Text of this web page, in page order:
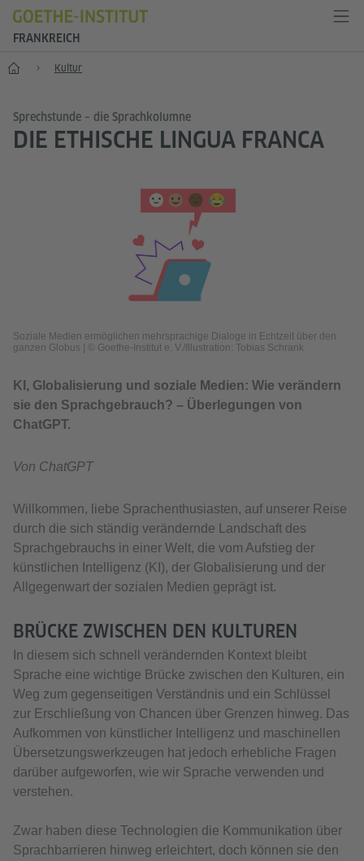
FRANKREICH
Start Kultur
Sprechstunde – die Sprachkolumne
DIE ETHISCHE LINGUA FRANCA
Soziale Medien ermöglichen mehrsprachige Dialoge in Echtzeit über den
ganzen Globus
© Goethe-Institut e. V./Illustration: Tobias Schrank
KI, Globalisierung und soziale Medien: Wie verändern
sie den Sprachgebrauch? – Überlegungen von
ChatGPT.
Von ChatGPT
Willkommen, liebe Sprachenthusiasten, auf unserer Reise
durch die sich ständig verändernde Landschaft des
Sprachgebrauchs in einer Welt, die vom Aufstieg der
künstlichen Intelligenz (KI), der Globalisierung und der
Allgegenwart der sozialen Medien geprägt ist.
BRÜCKE ZWISCHEN DEN KULTUREN
In diesem sich schnell verändernden Kontext bleibt
Sprache eine wichtige Brücke zwischen den Kulturen, ein
Weg zum gegenseitigen Verständnis und ein Schlüssel
zur Erschließung von Chancen über Grenzen hinweg. Das
Aufkommen von künstlicher Intelligenz und maschinellen
Übersetzungswerkzeugen hat jedoch erhebliche Fragen
darüber aufgeworfen, wie wir Sprache verwenden und
verstehen.
Zwar haben diese Technologien die Kommunikation über
Sprachbarrieren hinweg erleichtert, doch können sie den